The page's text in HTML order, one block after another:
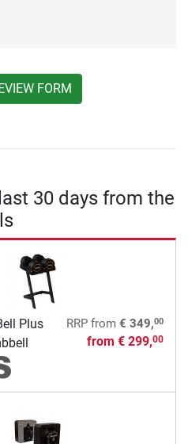
FORM
30 days from the
Plus
RRPfrom € 349,00
from € 299,00